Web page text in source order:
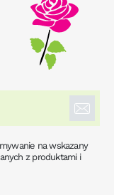
na wskazany
z produktami i